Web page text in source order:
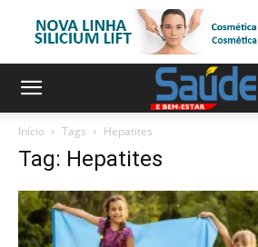
Início Tags Hepatites
Tag: Hepatites